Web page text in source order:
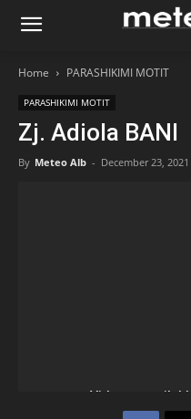
Home PARASHIKIMI MOTIT
PARASHIKIMI MOTIT
Zj. Adiola BANI
By Meteo Alb - December 23, 2021